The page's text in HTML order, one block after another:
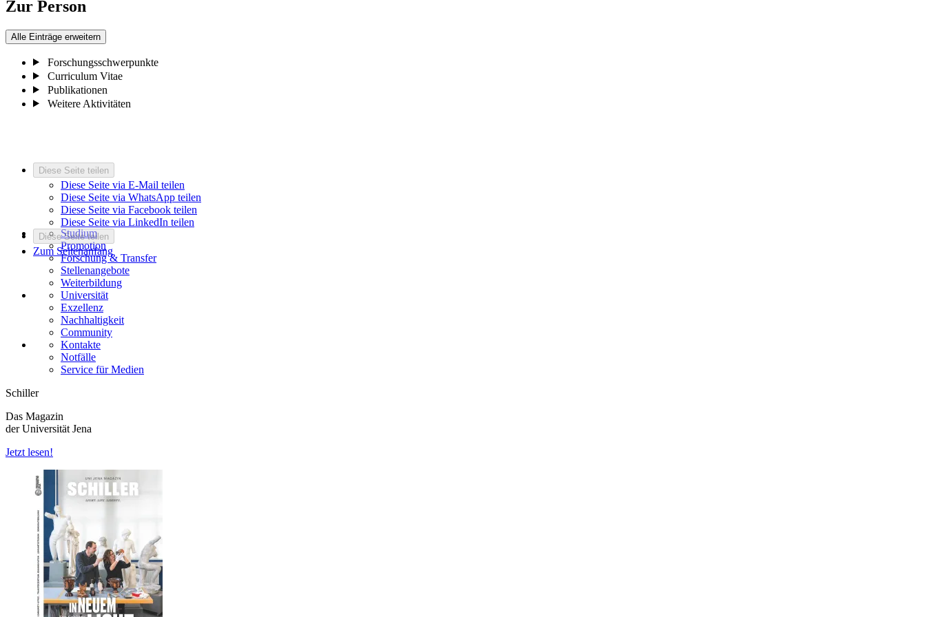
Zur Person
Alle Einträge erweitern
Forschungsschwerpunkte
Curriculum Vitae
Publikationen
Weitere Aktivitäten
Diese Seite teilen
Diese Seite via E-Mail teilen
Diese Seite via WhatsApp teilen
Diese Seite via Facebook teilen
Diese Seite via LinkedIn teilen
Diese Seite teilen
Zum Seitenanfang
Studium
Promotion
Forschung & Transfer
Stellenangebote
Weiterbildung
Universität
Exzellenz
Nachhaltigkeit
Community
Kontakte
Notfälle
Service für Medien
Schiller
Das Magazin
der Universität Jena
Jetzt lesen!